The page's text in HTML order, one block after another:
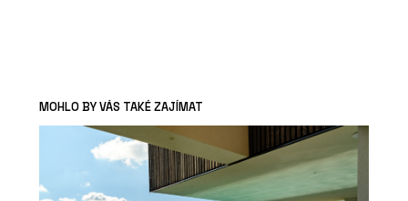
MOHLO BY VÁS TAKÉ ZAJÍMAT